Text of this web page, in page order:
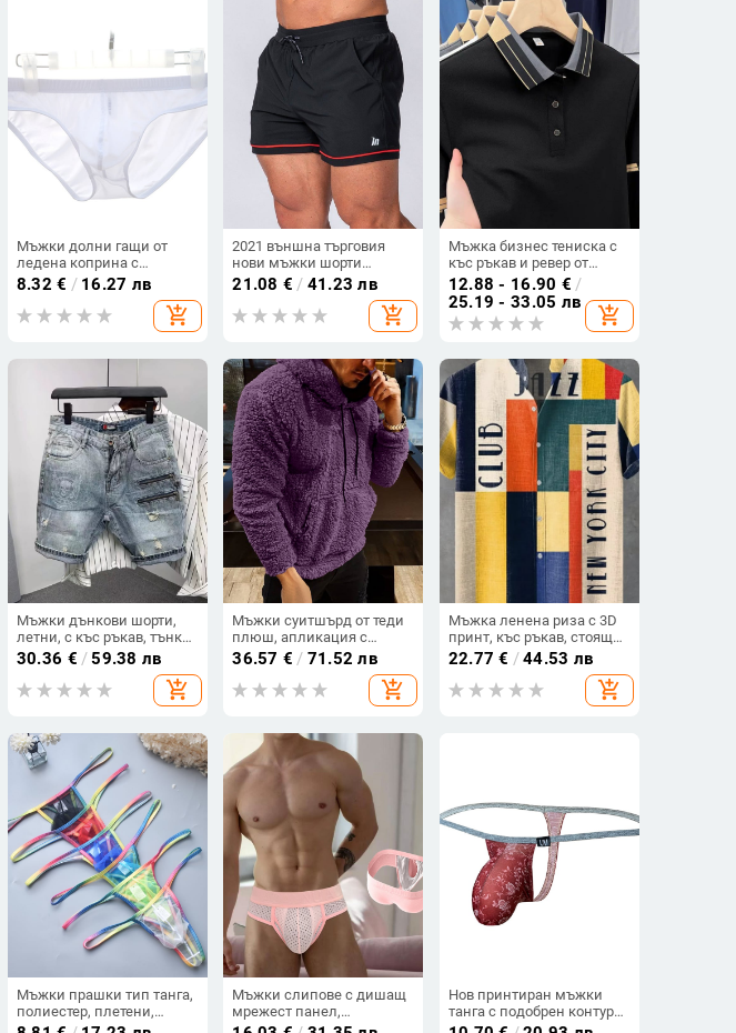
Мъжки долни гащи от
ледена коприна с
U‑Convex дизайн,
дишащи, еднообразно
преплетена тъкан,
основна материя нейлон
8.32 € / 16.27 лв
add_shopping_cart
2021 външна търговия
нови мъжки шорти
фитнес баскетбол спорт
бягане тренировка
упражнения плаж
21.08 € / 41.23 лв
add_shopping_cart
Мъжка бизнес тениска с
къс ръкав и ревер от
висок клас, лято 2025,
нова ежедневна,
универсална, свободна
поло риза за мъже
12.88 - 16.90 € /
25.19 - 33.05 лв
add_shopping_cart
Мъжки дънкови шорти,
летни, с къс ръкав, тънки,
широки, модерни,
маркови, с пет точки,
корейски стил, скъсани,
еластични, 5 красиви
30.36 € /59.38 лв
add_shopping_cart
Мъжки суитшърд от теди
плюш, апликация с
нашивка и качулка с
36.57 € / 71.52 лв
add_shopping_cart
Мъжка ленена риза с 3D
принт, къс ръкав, стояща
яка, отворена предница,
свободна кройка
22.77 € /44.53 лв
add_shopping_cart
Мъжки прашки тип танга,
полиестер, плетени,
бързосъхнещи и дишащи,
Мъжки слипове с дишащ
мрежест панел,
еластична материя, 3D
Нов принтиран мъжки
танга с подобрен контур
на чатала, тънък ice silk